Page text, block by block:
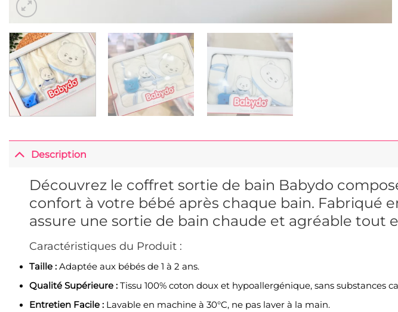
Description
Découvrez le coffret sortie de bain Babydo
confort à votre bébé après chaque bain. Fabriqué
assure une sortie de bain chaude et agréable tout
Caractéristiques du Produit :
Taille :Adaptée aux bébés de 1 à 2 ans.
Qualité Supérieure :Tissu 100% coton doux et hypoallergénique, sans substances
Entretien Facile :Lavable en machine à 30°C, ne pas laver à la main.